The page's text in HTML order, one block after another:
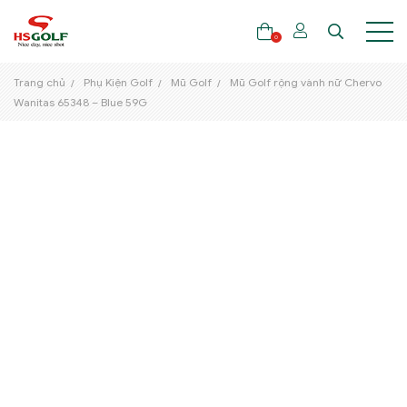
0
Trang chủ Phụ Kiện Golf Mũ Golf
Mũ Golf rộng vành nữ Chervo
Wanitas 65348 – Blue 59G